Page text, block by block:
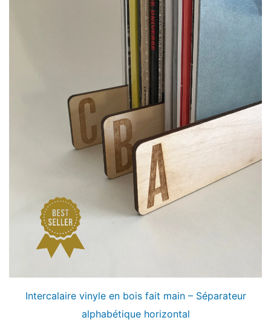
Intercalaire vinyle en bois fait main – Séparateur
alphabétique horizontal